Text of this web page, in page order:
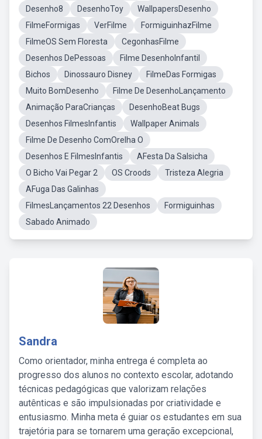
Desenho8
DesenhoToy
WallpapersDesenho
FilmeFormigas
VerFilme
FormiguinhazFilme
FilmeOS Sem Floresta
CegonhasFilme
Desenhos DePessoas
Filme DesenhoInfantil
Bichos
Dinossauro Disney
FilmeDas Formigas
Muito BomDesenho
Filme De DesenhoLançamento
Animação ParaCrianças
DesenhoBeat Bugs
Desenhos FilmesInfantis
Wallpaper Animals
Filme De Desenho ComOrelha O
Desenhos E FilmesInfantis
AFesta Da Salsicha
O Bicho Vai Pegar 2
OS Croods
Tristeza Alegria
AFuga Das Galinhas
FilmesLançamentos 22 Desenhos
Formiguinhas
Sabado Animado
Sandra
Como orientador, minha entrega é completa ao
progresso dos alunos no contexto escolar, adotando
técnicas pedagógicas que valorizam relações
autênticas e são impulsionadas por criatividade e
entusiasmo. Minha meta é guiar os estudantes em sua
trajetória para se tornarem uma geração excepcional,